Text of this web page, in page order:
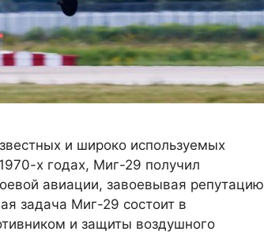
и широко используемых
х годах, Миг-29 получил
авиации, завоевывая репутацию
задача Миг-29 состоит в
и защиты воздушного